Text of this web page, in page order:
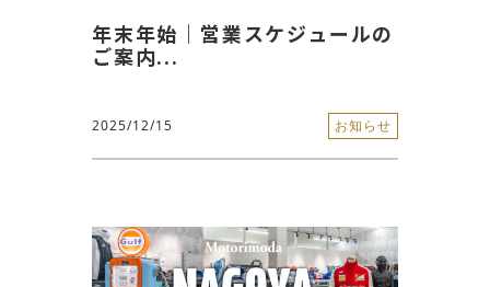
年末年始｜営業スケジュールの
ご案内...
2025/12/15 お知らせ